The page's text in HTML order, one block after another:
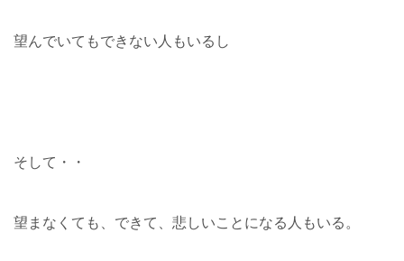
望んでいてもできない人もいるし
そして・・
望まなくても、できて、悲しいことになる人もいる。